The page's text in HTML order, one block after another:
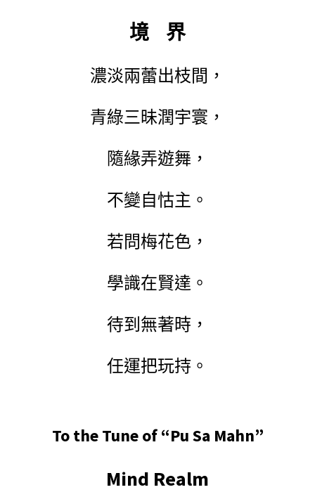
境 界
濃淡兩蕾出枝間，
青綠三昧潤宇寰，
隨緣弄遊舞，
不變自怙主。
若問梅花色，
學識在賢達。
待到無著時，
任運把玩持。
To the Tune of “Pu Sa Mahn”
Mind Realm